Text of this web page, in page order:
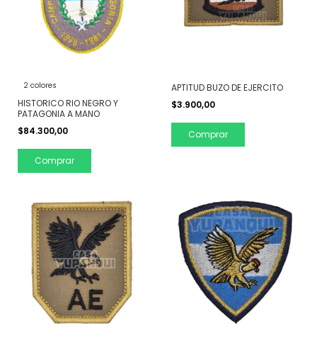
2 colores
HISTORICO RIO NEGRO Y
PATAGONIA A MANO
$84.300,00
Comprar
APTITUD BUZO DE EJERCITO
$3.900,00
Comprar